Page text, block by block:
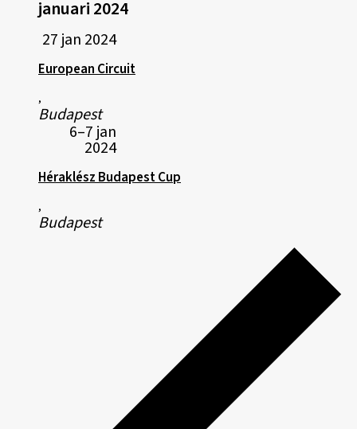
januari 2024
27 jan 2024
European Circuit
,
Budapest
6–7 jan
2024
Héraklész Budapest Cup
,
Budapest